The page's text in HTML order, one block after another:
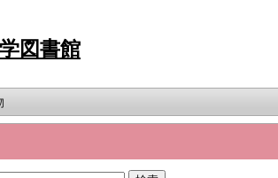
図書館